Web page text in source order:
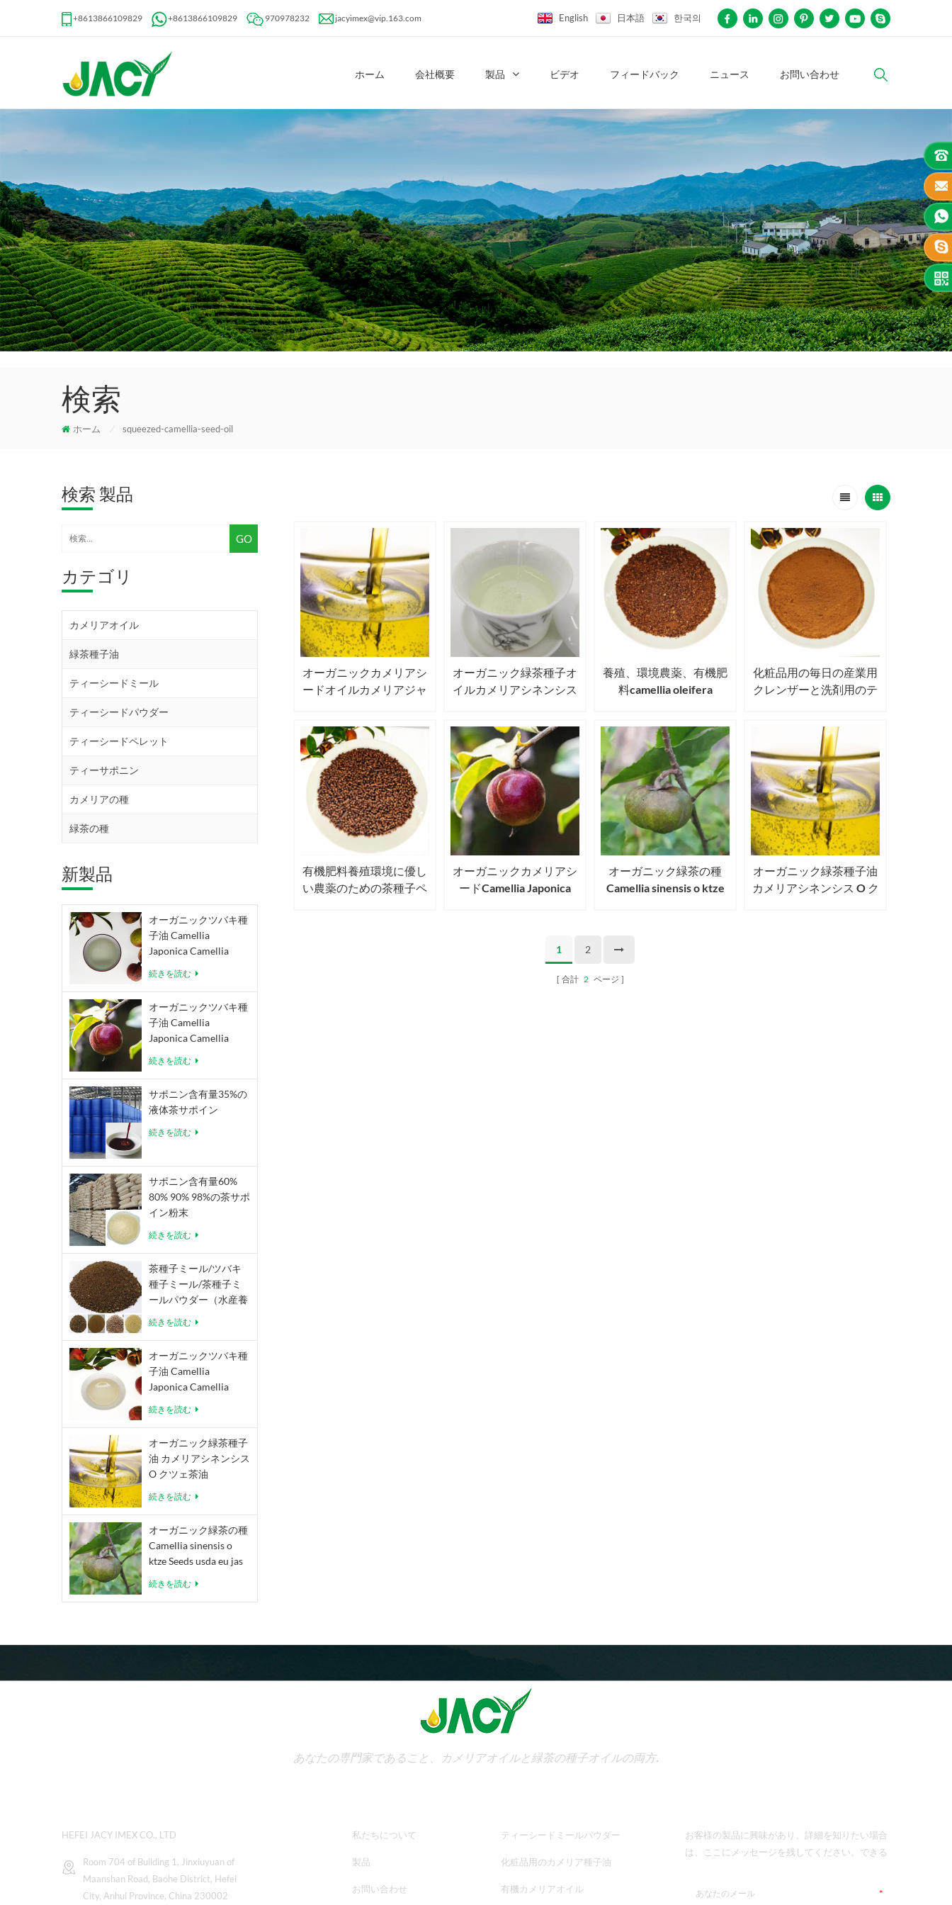
+8613866109829 +8613866109829 970978232 jacyimex@vip.163.com English 日本語 한국의
ホーム 会社概要 製品 ビデオ フィードバック ニュース お問い合わせ
検索
ホーム / squeezed-camellia-seed-oil
検索 製品
カテゴリ
カメリアオイル
緑茶種子油
ティーシードミール
ティーシードパウダー
ティーシードペレット
ティーサポニン
カメリアの種
緑茶の種
新製品
オーガニックツバキ種
子油 Camellia
Japonica Camellia
続きを読む
オーガニックツバキ種
子油 Camellia
Japonica Camellia
続きを読む
サポニン含有量35%の
液体茶サポイン
続きを読む
サポニン含有量60%
80% 90% 98%の茶サポ
イン粉末
続きを読む
茶種子ミール/ツバキ
種子ミール/茶種子ミ
ールパウダー（水産養
料用） Camellia
Japonica
続きを読む
オーガニックツバキ種
子油 Camellia
Japonica Camellia
続きを読む
オーガニック緑茶種子
油 カメリアシネンシス
O クツェ茶油
続きを読む
オーガニック緑茶の種
Camellia sinensis o
ktze Seeds usda eu jas
続きを読む
オーガニックカメリアシ
ードオイルカメリアジャ
ラアベル
オーガニック緑茶種子オ
イルカメリアシネンシス
養殖、環境農薬、有機肥
料camellia oleifera
ィーシードミール/カメリ
アシードミール
化粧品用の毎日の産業用
クレンザーと洗剤用のテ
有機肥料養殖環境に優し
い農薬のための茶種子ペ
オーガニックカメリアシ
ードCamellia Japonica
オーガニック緑茶の種
Camellia sinensis o ktze
オーガニック緑茶種子油
カメリアシネンシス O ク
1 2
合計 2 ページ
あなたの専門家であること、カメリアオイルと緑茶の種子オイルの両方.
HEFEI JACY IMEX CO., LTD
Room 704 of Building 1, Jinxiuyuan of
Maanshan Road, Baohe District, Hefei
City, Anhui Province, China 230002
私たちについて
製品
お問い合わせ
ティーシードミールパウダー
化粧品用のカメリア種子油
有機カメリアオイル
お客様の製品に興味があり、詳細を知りたい場合
は、ここにメッセージを残してください。できる